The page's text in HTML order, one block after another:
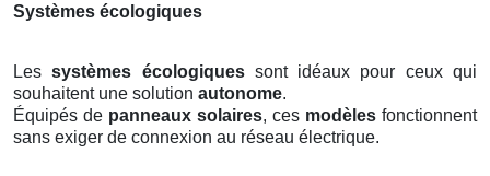
Systèmes écologiques
Lessystèmes écologiquessont idéaux pour ceux qui
souhaitent une solution autonome.
Équipés de panneaux solaires, ces modèles fonctionnent
sans exiger de connexion au réseau électrique.